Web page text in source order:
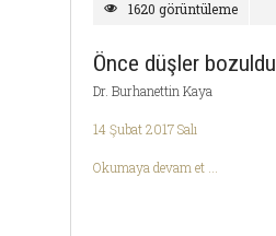
1620 görüntüleme
Önce düşler bozuldu
Dr. Burhanettin Kaya
14 Şubat 2017 Salı
Okumaya devam et ...